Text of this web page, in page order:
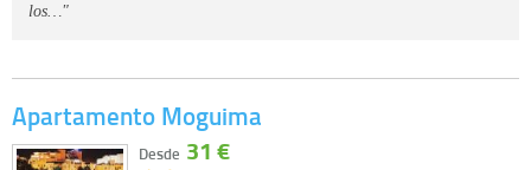
los…"
Apartamento Moguima
Desde 31 €